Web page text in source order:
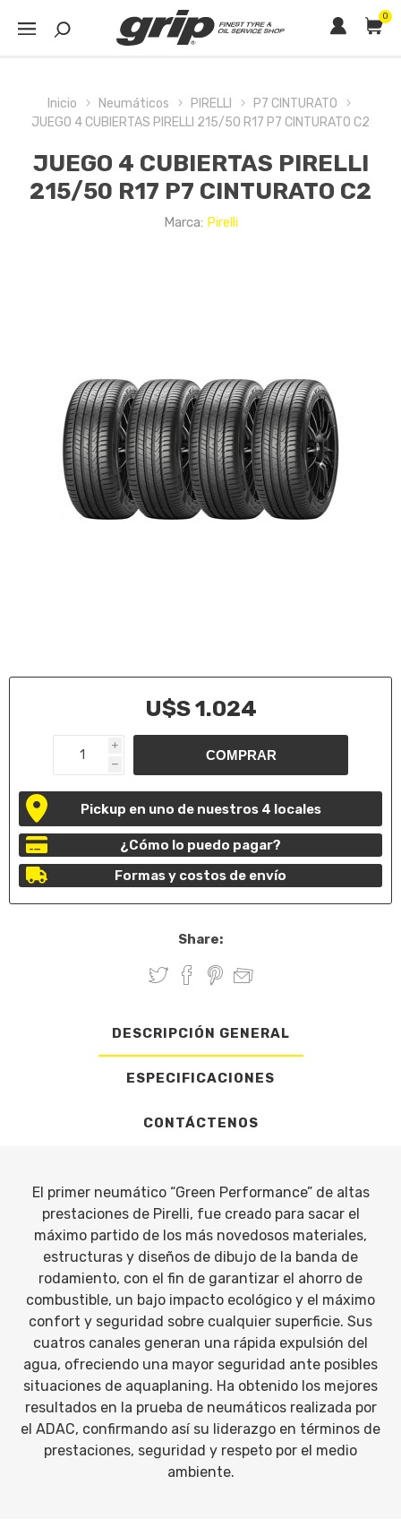
0
Inicio Neumáticos PIRELLI
P7 CINTURATO
JUEGO 4 CUBIERTAS PIRELLI 215/50 R17 P7 CINTURATO C2
JUEGO 4 CUBIERTAS PIRELLI
215/50 R17 P7 CINTURATO C2
Marca: Pirelli
U$S 1.024
i
h
Pickup en uno de nuestros 4 locales
¿Cómo lo puedo pagar?
Formas y costos de envío
Share:
DESCRIPCIÓN GENERAL
ESPECIFICACIONES
CONTÁCTENOS
El primer neumático “Green Performance” de altas
prestaciones de Pirelli, fue creado para sacar el
máximo partido de los más novedosos materiales,
estructuras y diseños de dibujo de la banda de
rodamiento, con el fin de garantizar el ahorro de
combustible, un bajo impacto ecológico y el máximo
confort y seguridad sobre cualquier superficie. Sus
cuatros canales generan una rápida expulsión del
agua, ofreciendo una mayor seguridad ante posibles
situaciones de aquaplaning. Ha obtenido los mejores
resultados en la prueba de neumáticos realizada por
el ADAC, confirmando así su liderazgo en términos de
prestaciones, seguridad y respeto por el medio
ambiente.